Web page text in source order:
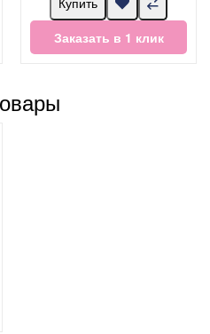
Заказать в 1 клик